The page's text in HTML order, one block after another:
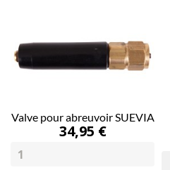
Valve pour abreuvoir SUEVIA
34,95 €